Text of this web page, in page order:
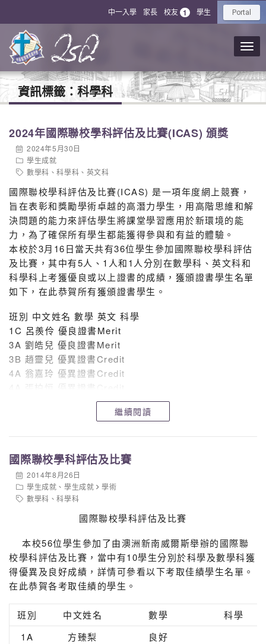
中一入學 家長 校友 1 學生 Portal
資訊標籤： 科學科
2024年國際聯校學科評估及比賽(ICAS) 頒獎
2024年5月30日
學生成就
數學科 、科學科 、 英文科
國際聯校學科評估及比賽(ICAS) 是一項年度網上競賽，
旨在表彰和獎勵學術卓越的高潛力學生，用高階思維和解
決問題的能力來評估學生將課堂學習應用於新環境的能
力，為了確保所有學生都能獲得參與和有益的體驗。
本校於3月16日當天共有36位學生參加國際聯校學科評估
及比賽，其中有5人、1人和1人分別在數學科、英文科和
科學科上考獲優良或以上證書的成績，獲頒證書學生名單
如下，在此恭賀所有獲頒證書學生。
班別 中文姓名 數學 英文 科學
1C 呂羨伶 優良證書Merit
3A 劉皓兒 優良證書Merit
3B 趙靈兒 優異證書Credit
4A 翁嘉玲 優異證書Credit
3A 阮重仁 優良證書Merit
4A 馬思衡 優異證書Credit繼續閱讀
國際聯校學科評估及比賽
2014年8月26日
學生成就 、學生成就
學術
數學科 、科學科
國際聯校學科評估及比賽
本校56位學生參加了由澳洲新南威爾斯舉辦的國際聯
校學科評估及比賽，當中有10學生分別於科學及數學科獲
得優異及良好成績，詳情可參看以下考取佳績學生名單。
在此恭賀各考取佳績的學生。
班別 中文姓名 數學
科學
1A
方臻梨
良好